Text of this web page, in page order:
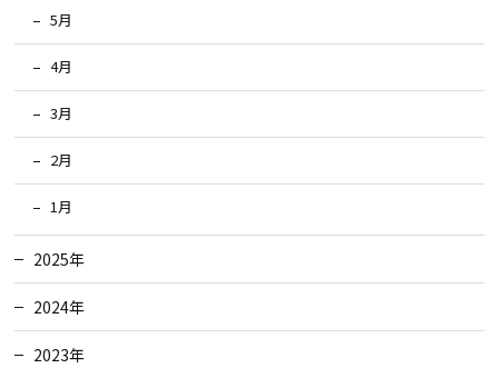
5月
4月
3月
2月
1月
2025年
2024年
2023年